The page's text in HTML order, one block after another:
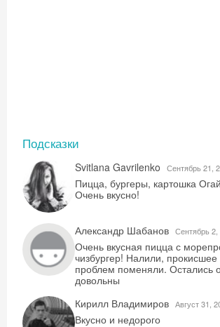
Подсказки
Svitlana Gavrilenko Сентябрь 21,
Пицца, бургеры, картошка
Очень вкусно!
Александр Шабанов Сентябрь 2,
Очень вкусная пицца с
чизбургер! Налили,
проблем поменяли. Остались
довольны
Кирилл Владимиров Август 31,
Вкусно и недорого